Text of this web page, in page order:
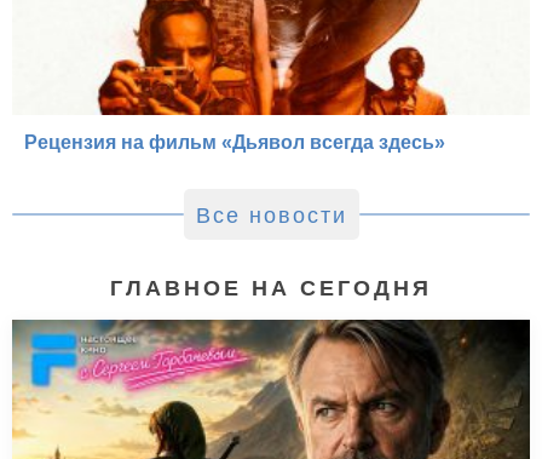
Рецензия на фильм «Дьявол всегда здесь»
Все новости
ГЛАВНОЕ НА СЕГОДНЯ